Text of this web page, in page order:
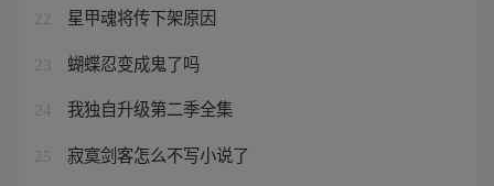
22 星甲魂将传下架原因
23 蝴蝶忍变成鬼了吗
24 我独自升级第二季全集
25 寂寞剑客怎么不写小说了